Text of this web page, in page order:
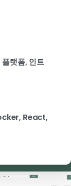
랫폼, 인트
React,